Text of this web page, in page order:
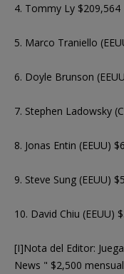
4. Tommy Ly $209,564
5. Marco Traniello
6. Doyle Brunson
7. Stephen Ladowsky
8. Jonas Entin (EEUU)
9. Steve Sung (EEUU)
10. David Chiu (EEUU)
[I]Nota del Editor:
News " $2,500